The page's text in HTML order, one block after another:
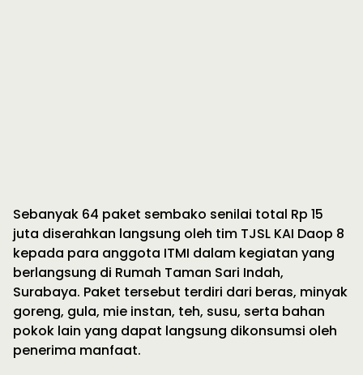
Sebanyak 64 paket sembako senilai total Rp 15
juta diserahkan langsung oleh tim TJSL KAI Daop 8
kepada para anggota ITMI dalam kegiatan yang
berlangsung di Rumah Taman Sari Indah,
Surabaya. Paket tersebut terdiri dari beras, minyak
goreng, gula, mie instan, teh, susu, serta bahan
pokok lain yang dapat langsung dikonsumsi oleh
penerima manfaat.